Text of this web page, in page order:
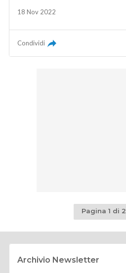
18 Nov 2022
Condividi
Pagina 1 di 2
Archivio Newsletter